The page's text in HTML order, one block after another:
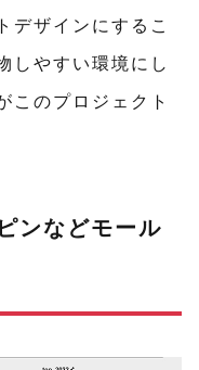
デザインにするこ
しやすい環境にし
このプロジェクト
ンなどモール